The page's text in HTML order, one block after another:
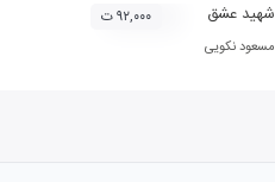
شهید عشق
مسعود نکویی
۹۲,۰۰۰ ت